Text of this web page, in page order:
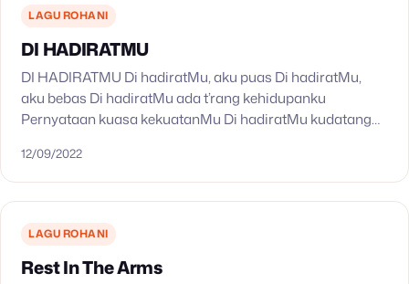
LAGU ROHANI
DI HADIRATMU
DI HADIRATMU Di hadiratMu, aku puas Di hadiratMu,
aku bebas Di hadiratMu ada t’rang kehidupanku
Pernyataan kuasa kekuatanMu Di hadiratMu kudatang
https://www.youtube.com/watch?v=48HPT8jKYjs
12/09/2022
LAGU ROHANI
Rest In The Arms